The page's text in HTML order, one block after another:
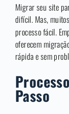
Migrar seu site
difícil. Mas,
processo fácil.
oferecem
rápida e sem
Passo